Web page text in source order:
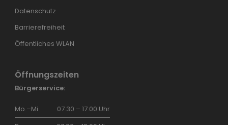
Datenschutz
Barrierefreiheit
Öffentliches WLAN
Öffnungszeiten
Bürgerservice:
Mo.–Mi.
07.30 – 17.00 Uhr